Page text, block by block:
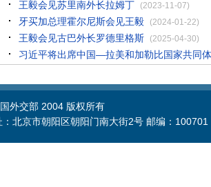
王毅会见苏里南外长拉姆丁
(2023-11-07)
牙买加总理霍尔尼斯会见王毅 (2024-01-22)
王毅会见古巴外长罗德里格斯 (2025-04-30)
习近平将出席中国—拉美和加勒比国家共同
外交部 2004 版权所有
：北京市朝阳区朝阳门南大街2号 邮编：